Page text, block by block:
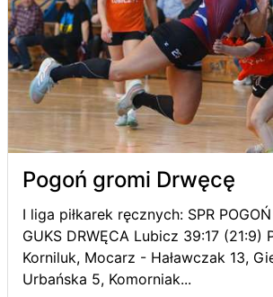
Pogoń gromi Drwęcę
I liga piłkarek ręcznych: SPR
GUKS DRWĘCA Lubicz 39:17 (21:9)
Korniluk, Mocarz - Haławczak 13,
Urbańska 5, Komorniak...